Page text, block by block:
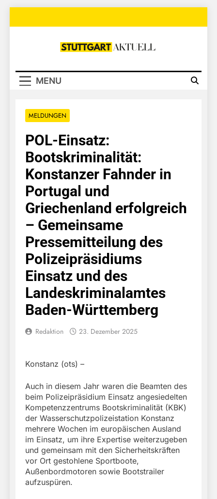
Stuttgart
MENU
MELDUNGEN
POL-Einsatz:
Bootskriminalität:
Konstanzer Fahnder in
Portugal und
Griechenland erfolgreich
– Gemeinsame
Pressemitteilung des
Polizeipräsidiums
Einsatz und des
Landeskriminalamtes
Baden-Württemberg
Redaktion 23. Dezember 2025
Konstanz (ots) –
Auch in diesem Jahr waren die Beamten des
beim Polizeipräsidium Einsatz angesiedelten
Kompetenzzentrums Bootskriminalität (KBK)
der Wasserschutzpolizeistation Konstanz
mehrere Wochen im europäischen Ausland
im Einsatz, um ihre Expertise weiterzugeben
und gemeinsam mit den Sicherheitskräften
vor Ort gestohlene Sportboote,
Außenbordmotoren sowie Bootstrailer
aufzuspüren.